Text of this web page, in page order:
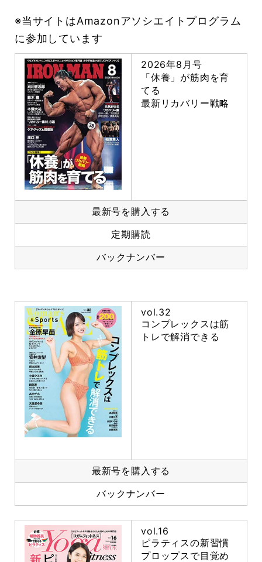
※当サイトはAmazonアソシエイトプログラム
に参加しています
2026年8月号
「休養」が筋肉を育
てる
最新リカバリー戦略
最新号を購入する
定期購読
バックナンバー
vol.32
コンプレックスは筋
トレで解消できる
最新号を購入する
バックナンバー
vol.16
ピラティスの新習慣
プロップスで目覚め